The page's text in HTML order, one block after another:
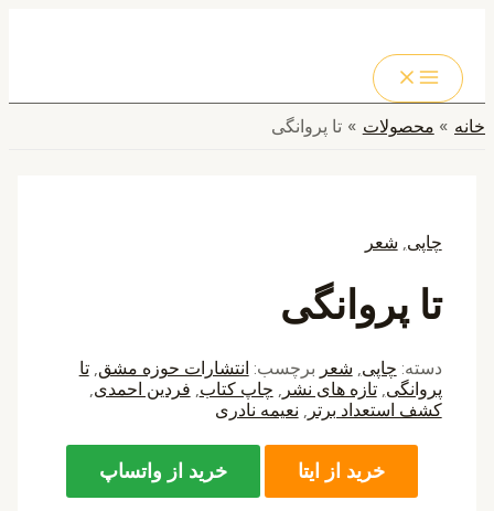
محتوا
خانه محصولات تا پروانگی
چاپی, شعر
تا پروانگی
دسته: چاپی شعر برچسب: انتشارات حوزه مشق ,تا
پروانگی ,تازه های نشر چاپ کتاب فردین احمدی
کشف استعداد برتر
نعیمه نادری
خرید از ایتا خرید از واتساپ